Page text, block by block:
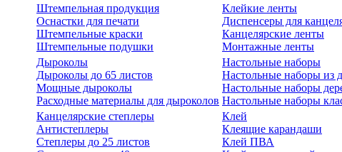
Штемпельная продукция
Оснастки для печати
Штемпельные краски
Штемпельные подушки
Клейкие ленты
Диспенсеры для
Канцелярские ленты
Монтажные ленты
Дыроколы
Дыроколы до 65 листов
Мощные дыроколы
Расходные материалы для дыроколов
Настольные наборы
Настольные наборы из
Настольные наборы
Настольные наборы
Канцелярские степлеры
Антистеплеры
Степлеры до 25 листов
Клей
Клеящие карандаши
Клей ПВА